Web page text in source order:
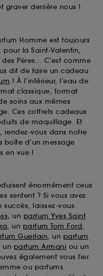
graver derrière nous !
Homme est toujours
la Saint-Valentin,
Pères... C’est comme
dit de faire un cadeau
! À l’intérieur, l’eau de
classique, format
soins aux mêmes
Ces coffrets cadeaux
de maquillage. Et
rendez-vous dans notre
d’un message
en vue !
énormément ceux
sentent ? Si vous avez
laissez-vous
, un parfum Yves Saint
, un parfum Tom Ford,
Guerlain, un parfum
un parfum Armani ou un
également vous fier
ou parfums